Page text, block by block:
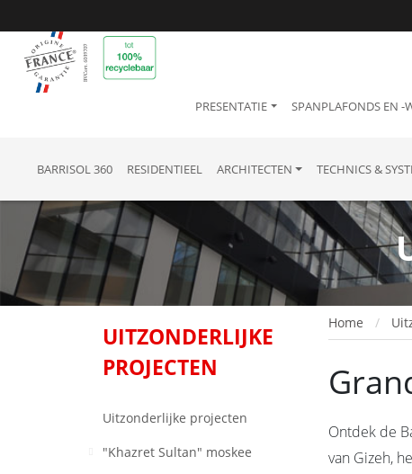
PRESENTATIE SPANPLAFONDS EN -
BARRISOL 360 RESIDENTIEEL ARCHITECTEN TECHNICS &
UITZONDERLIJKE
PROJECTEN
Uitzonderlijke projecten
"Khazret Sultan" moskee
Home
Ontdek de
van Gizeh,